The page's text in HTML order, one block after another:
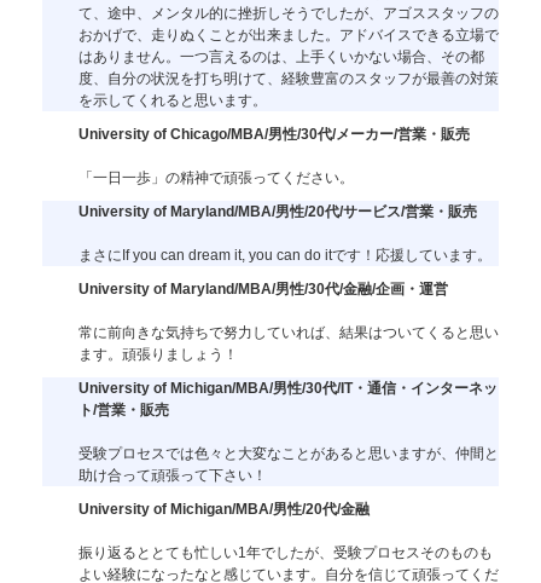
て、途中、メンタル的に挫折しそうでしたが、アゴススタッフの
おかげで、走りぬくことが出来ました。アドバイスできる立場で
はありません。一つ言えるのは、上手くいかない場合、その都
度、自分の状況を打ち明けて、経験豊富のスタッフが最善の対策
を示してくれると思います。
University of Chicago/MBA/男性/30代/メーカー/営業・販売
「一日一歩」の精神で頑張ってください。
University of Maryland/MBA/男性/20代/サービス/営業・販売
まさにIf you can dream it, you can do itです！応援しています。
University of Maryland/MBA/男性/30代/金融/企画・運営
常に前向きな気持ちで努力していれば、結果はついてくると思い
ます。頑張りましょう！
University of Michigan/MBA/男性/30代/IT・通信・インターネッ
ト/営業・販売
受験プロセスでは色々と大変なことがあると思いますが、仲間と
助け合って頑張って下さい！
University of Michigan/MBA/男性/20代/金融
振り返るととても忙しい1年でしたが、受験プロセスそのものも
よい経験になったなと感じています。自分を信じて頑張ってくだ